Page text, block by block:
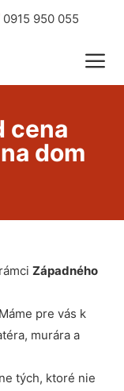
0915 950 055
cena
dom
Západného
pre vás k
murára a
tých, ktoré nie